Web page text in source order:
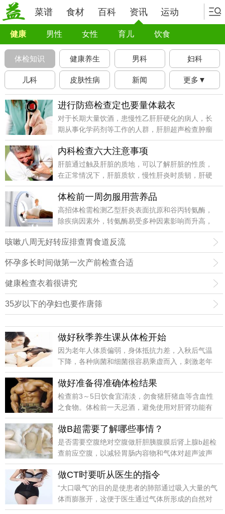
菜谱 食材 百科 资讯 运动
健康 男性 女性 育儿 饮食
体检知识 健康养生 男科 妇科
儿科 皮肤性病 新闻 更多▼
进行防癌检查定也要量体裁衣
对于长期大量饮酒，患慢性乙肝肝硬化的病人，长
期从事化学药剂等工作的人群，肝胆超声检查肿瘤
标志物如甲胎蛋白(afp)，就是必需的检查项目。
内科检查六大注意事项
肝脏通过触及肝脏的质地，可以了解肝脏的性质，
在正常情况下，肝脏质软，慢性肝炎时质韧，肝硬
化肝脏质硬，还通过有无压痛，肝脏是否病变。
体检前一周勿服用营养品
高招体检需检测乙型肝炎表面抗原和谷丙转氨酶，
除疾病因素外，转氨酶易受多种因素影响而升高，
如饮食不当疲劳饮酒感冒甚至情绪因素等。
咳嗽八周无好转应排查胃食道反流
怀孕多长时间做第一次产前检查合适
健康检查衣着很讲究
35岁以下的孕妇也要作唐筛
做好秋季养生课从体检开始
因为老年人体质偏弱，身体抵抗力差，入秋后气温
下降，各种病菌和细菌很容易乘虚而入，刺激老年
人的呼吸道，并大量繁殖。
做好准备得准确体检结果
检查前3～5日饮食宜清淡，勿食猪肝猪血等含血性
之食物。体检前一天忌酒，避免使用对肝肾功能有
影响的药物。检查前一日晚上12点以后完全禁食。
抽血及肝
做B超需要了解哪些事情？
是否需要空腹绝对空腹做肝胆胰腹膜后肾上腺b超检
查前应空腹，以减轻胃肠内容物和气体对超声波声
束的干扰，保证胆囊及胆管内有足够的胆汁充盈，
确保诊断的准确性。
做CT时要听从医生的指令
“大口吸气”的目的是使患者的肺部通过吸入大量的气
体而膨胀开，这便于医生通过气体所形成的自然对
比达到明确诊断的目的。